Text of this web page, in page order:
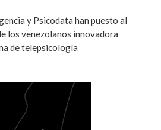
y Psicodata han puesto al
los venezolanos innovadora
de telepsicología